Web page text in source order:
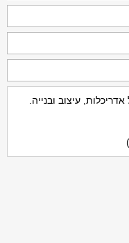
עיצוב ובנייה.